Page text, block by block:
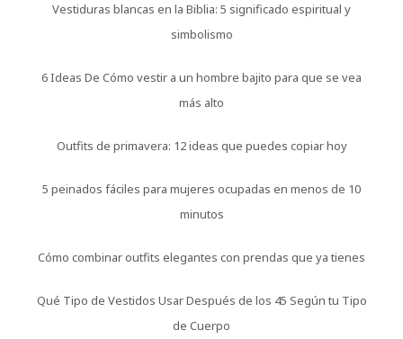
Vestiduras blancas en la Biblia: 5 significado espiritual y
simbolismo
6 Ideas De Cómo vestir a un hombre bajito para que se vea
más alto
Outfits de primavera: 12 ideas que puedes copiar hoy
5 peinados fáciles para mujeres ocupadas en menos de 10
minutos
Cómo combinar outfits elegantes con prendas que ya tienes
Qué Tipo de Vestidos Usar Después de los 45 Según tu Tipo
de Cuerpo